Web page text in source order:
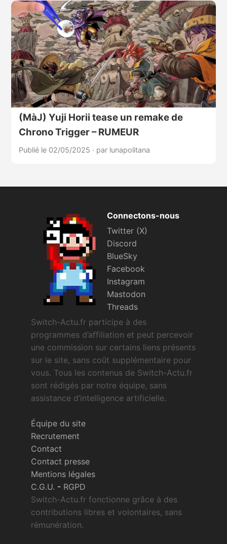
(MàJ) Yuji Horii tease un remake de
Chrono Trigger – RUMEUR
Publié le 02/05/2025 · par lunapolitana
Connectons-nous
Twitter (X)
Discord
BlueSky
Facebook
Instagram
Mastodon
Threads
Switch-Actu.fr participe à des
programmes d’affiliation et peut percevoir
une commission sur certains liens présents
sur le site, sans coût supplémentaire pour
vous. Tous les contenus de Switch-Actu.fr
sont rédigés par notre équipe, sans
assistance d’intelligence artificielle.
Équipe du site
Recrutement
Contact
Contact presse
Mentions légales
C.G.U. - RGPD
Switch-Actu.fr fonctionne grâce à des
contributions libres et volontaires, sans
rémunération.